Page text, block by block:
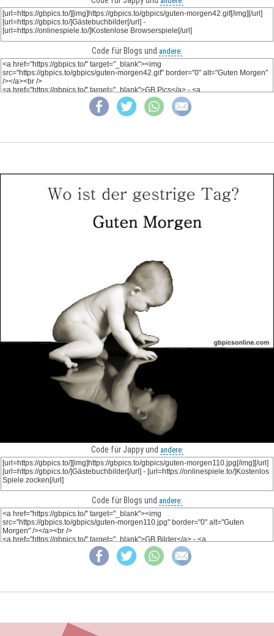
Code für Blogs und andere:
Code für Jappy und andere:
Code für Blogs und andere: